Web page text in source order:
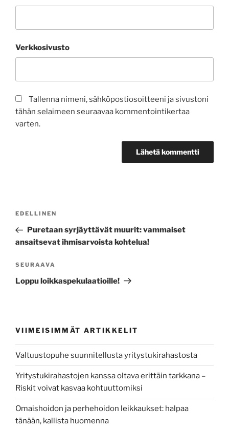
Verkkosivusto
Tallenna nimeni, sähköpostiosoitteeni ja sivustoni
tähän selaimeen seuraavaa kommentointikertaa
varten.
Edellinen
artikkeli
EDELLINEN
Puretaan syrjäyttävät muurit: vammaiset
ansaitsevat ihmisarvoista kohtelua!
Seuraava
artikkeli
SEURAAVA
Loppu loikkaspekulaatioille!
VIIMEISIMMÄT ARTIKKELIT
Valtuustopuhe suunnitellusta yritystukirahastosta
Yritystukirahastojen kanssa oltava erittäin tarkkana –
Riskit voivat kasvaa kohtuuttomiksi
Omaishoidon ja perhehoidon leikkaukset: halpaa
tänään, kallista huomenna